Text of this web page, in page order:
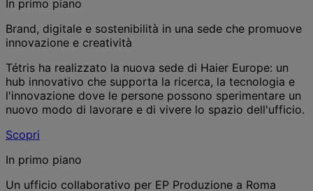
In primo piano
Brand, digitale e sostenibilità in una sede che promuove
innovazione e creatività
Tétris ha realizzato la nuova sede di Haier Europe: un
hub innovativo che supporta la ricerca, la tecnologia e
l'innovazione dove le persone possono sperimentare un
nuovo modo di lavorare e di vivere lo spazio dell'ufficio.
Scopri
In primo piano
Un ufficio collaborativo per EP Produzione a Roma